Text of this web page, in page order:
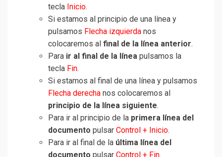
tecla Inicio.
Si estamos al principio de una línea y
pulsamos Flecha izquierda nos
colocaremos al final de la línea anterior.
Para ir al final de la línea pulsamos la
tecla Fin.
Si estamos al final de una línea y pulsamos
Flecha derecha nos colocaremos al
principio de la línea siguiente.
Para ir al principio de la primera línea del
documento pulsar Control + Inicio.
Para ir al final de la última línea del
documento pulsar Control + Fin.